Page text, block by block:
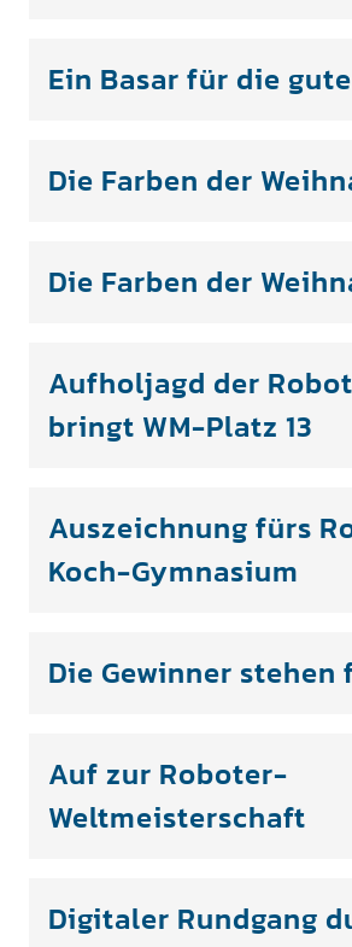
Ein Basar für die
Die Farben der
Die Farben der
Aufholjagd der
bringt WM-Platz 13
Auszeichnung fürs
Koch-Gymnasium
Die Gewinner stehen
Auf zur Roboter-
Weltmeisterschaft
Digitaler Rundgang